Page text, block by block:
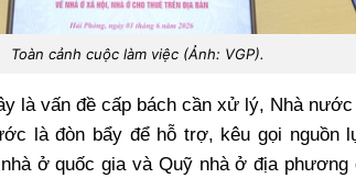
Toàn cảnh cuộc làm việc (Ảnh: VGP).
là vấn đề cấp bách cần xử lý, Nhà
là đòn bẩy để hỗ trợ, kêu gọi nguồn
ở quốc gia và Quỹ nhà ở địa phương